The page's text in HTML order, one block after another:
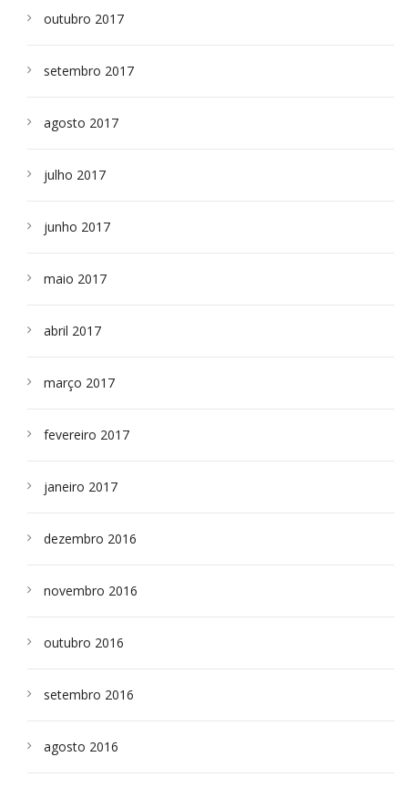
outubro 2017
setembro 2017
agosto 2017
julho 2017
junho 2017
maio 2017
abril 2017
março 2017
fevereiro 2017
janeiro 2017
dezembro 2016
novembro 2016
outubro 2016
setembro 2016
agosto 2016